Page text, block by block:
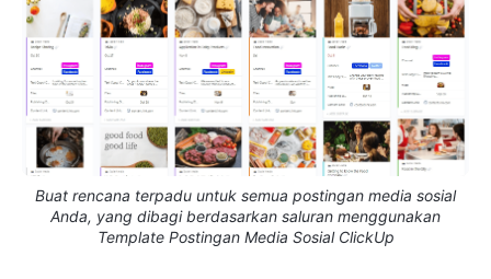
Buat rencana terpadu untuk semua postingan media sosial
Anda, yang dibagi berdasarkan saluran menggunakan
Template Postingan Media Sosial ClickUp